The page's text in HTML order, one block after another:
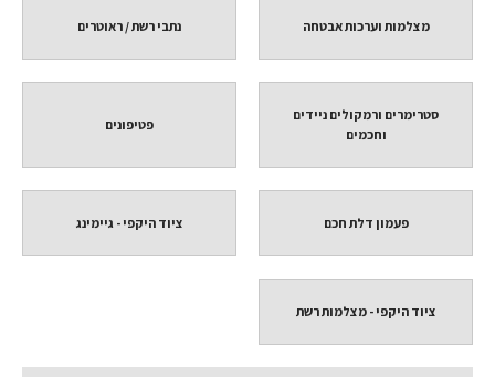
מצלמות וערכות אבטחה נתבי רשת / ראוטרים
סטרימרים ורמקולים ניידים
וחכמים
פטיפונים
פעמון דלת חכם ציוד היקפי - גיימינג
ציוד היקפי - מצלמות רשת